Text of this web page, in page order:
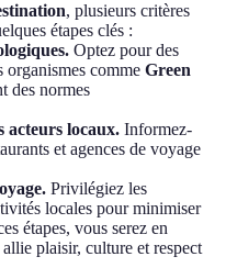
, plusieurs critères
étapes clés :
Optez pour des
organismes comme Green
des normes
acteurs locaux. Informez-
et agences de voyage
Privilégiez les
locales pour minimiser
étapes, vous serez en
plaisir, culture et respect